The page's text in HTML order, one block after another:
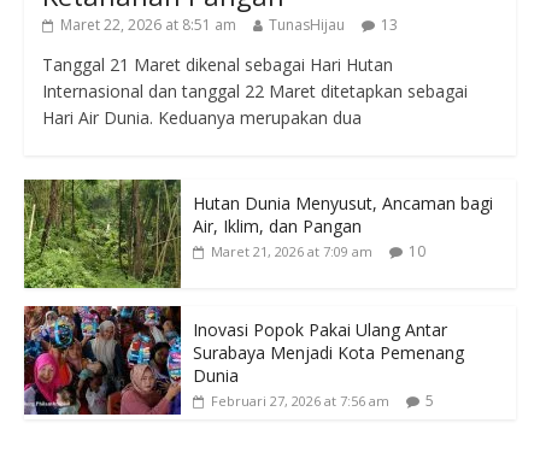
Maret 22, 2026 at 8:51 am TunasHijau 13
Tanggal 21 Maret dikenal sebagai Hari Hutan
Internasional dan tanggal 22 Maret ditetapkan sebagai
Hari Air Dunia. Keduanya merupakan dua
Hutan Dunia Menyusut, Ancaman bagi
Air, Iklim, dan Pangan
Maret 21, 2026 at 7:09 am 10
Inovasi Popok Pakai Ulang Antar
Surabaya Menjadi Kota Pemenang
Dunia
Februari 27, 2026 at 7:56 am 5